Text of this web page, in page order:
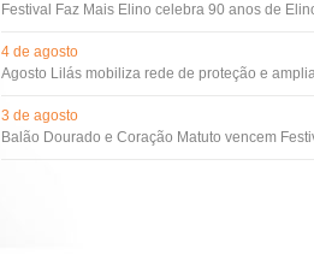
Festival Faz Mais Elino celebra 90 anos de
4 de agosto
Agosto Lilás mobiliza rede de proteção e
3 de agosto
Balão Dourado e Coração Matuto vencem